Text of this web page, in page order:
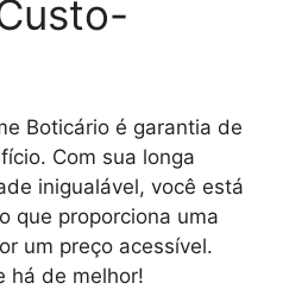
Boticário é garantia de
Com sua longa
inigualável, você está
que proporciona uma
um preço acessível.
há de melhor!